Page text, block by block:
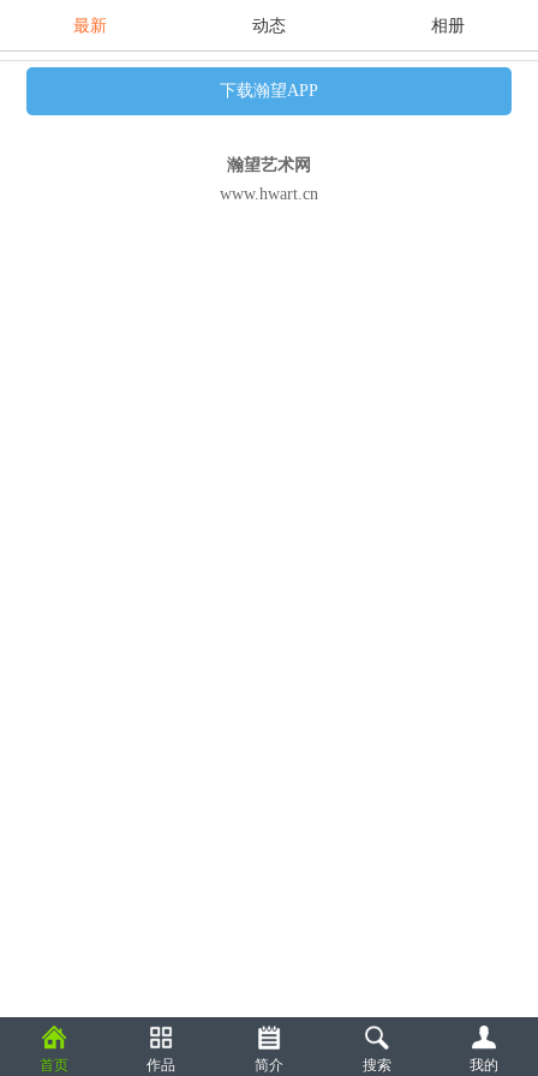
最新 动态 相册
下载瀚望APP
瀚望艺术网
www.hwart.cn
首页 作品 简介 搜索 我的